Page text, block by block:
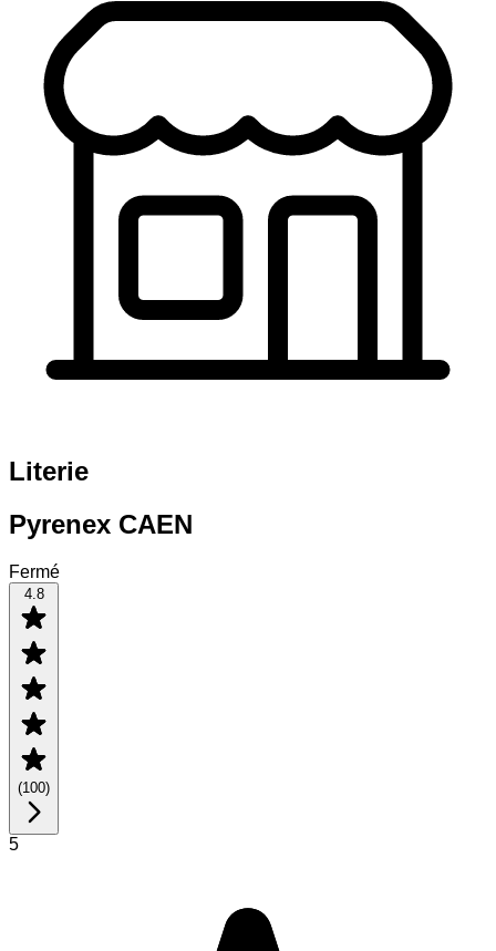
Literie
Pyrenex CAEN
Fermé
4.8
(100)
5